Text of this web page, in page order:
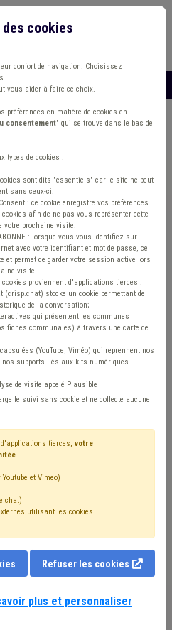
dorénavant requis
Développement local
: permis
requis
CoDT entrent en vigueur ce
volet lié aux
À partir de cette date, le
relatif aux implantations
pleinement intégré
recommandations en
commerces de détail sont
Pour le législateur, ces
cookies
confort de navigation. Choisissez
vous aider à faire ce choix.
préférences en matière de cookies en
consentement" qui se trouve dans le bas de
types de cookies :
sont dits "essentiels" car le site ne peut
sans ceux-ci:
: ce cookie enregistre vos préférences
afin de ne pas vous représenter cette
votre prochaine visite.
: lorsque vous vous identifiez sur
avec votre identifiant et mot de passe, ce
et permet de garder votre session active lors
visite.
cookies proviennent d'applications tierces :
(crisp.chat) stocke un cookie permettant de
de la conversation;
qui présentent les communes
fiches communales) à travers une carte de
(YouTube, Viméo) qui reprennent nos
nos supports liés aux kits numériques.
de visite appelé Plausible
le suivi sans cookie et ne collecte aucune
tierces, votre
.
et Vimeo)
chat)
utilisant les cookies
Refuser les cookies
plus et personnaliser